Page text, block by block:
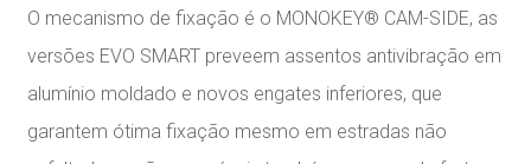
O mecanismo de fixação é o MONOKEY® CAM-SIDE, as
versões EVO SMART preveem assentos antivibração em
alumínio moldado e novos engates inferiores, que
garantem ótima fixação mesmo em estradas não